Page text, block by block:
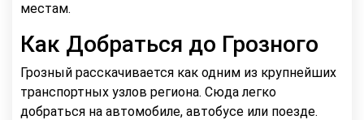
местам.
Как Добраться до Грозного
Грозный расскачивается как одним из крупнейших
транспортных узлов региона. Сюда легко
добраться на автомобиле, автобусе или поезде.